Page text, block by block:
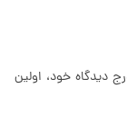
دیدگاه خود، اولین